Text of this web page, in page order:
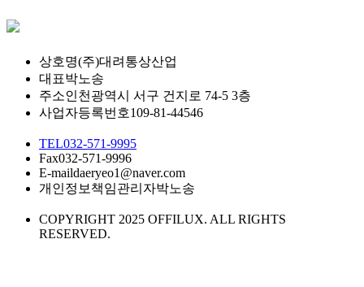
상호명(주)대려통상산업
대표박노송
주소인천광역시 서구 건지로 74-5 3층
사업자등록번호109-81-44546
TEL032-571-9995
Fax032-571-9996
E-maildaeryeo1@naver.com
개인정보책임관리자박노송
COPYRIGHT 2025 OFFILUX. ALL RIGHTS
RESERVED.